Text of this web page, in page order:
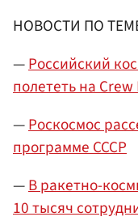
НОВОСТИ ПО
—Российский
полететь на
—Роскосмос
программе СССР
—В ракетно-
10 тысяч